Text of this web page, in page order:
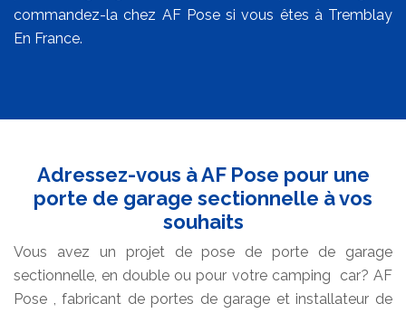
commandez-la chez AF Pose si vous êtes à Tremblay
En France.
Adressez-vous à AF Pose pour une
porte de garage sectionnelle à vos
souhaits
Vous avez un projet de pose de porte de garage
sectionnelle, en double ou pour votre camping car? AF
Pose , fabricant de portes de garage et installateur de